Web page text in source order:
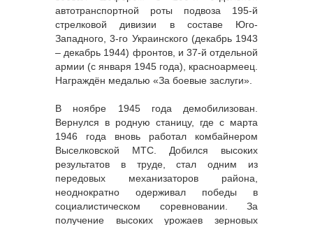
автотранспортной роты подвоза 195-й
стрелковой дивизии в составе Юго-
Западного, 3-го Украинского (декабрь 1943
– декабрь 1944) фронтов, и 37-й отдельной
армии (с января 1945 года), красноармеец.
Награждён медалью «За боевые заслуги».
В ноябре 1945 года демобилизован.
Вернулся в родную станицу, где с марта
1946 года вновь работал комбайнером
Выселковской МТС. Добился высоких
результатов в труде, стал одним из
передовых механизаторов района,
неоднократно одерживал победы в
социалистическом соревновании. За
получение высоких урожаев зерновых